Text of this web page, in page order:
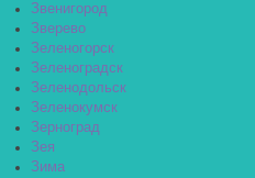
Звенигород
Зверево
Зеленогорск
Зеленоградск
Зеленодольск
Зеленокумск
Зерноград
Зея
Зима